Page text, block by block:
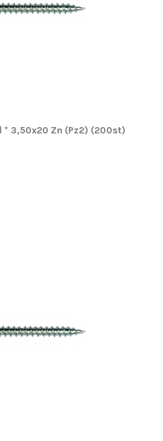
3,50x20 Zn (Pz2) (200st)